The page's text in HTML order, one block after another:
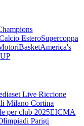
EsteroSupercoppa
BasketAmerica's
Live Riccione
Milano Cortina
per club 2025EICMA
Parigi